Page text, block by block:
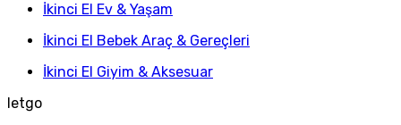
İkinci El Ev & Yaşam
İkinci El Bebek Araç & Gereçleri
İkinci El Giyim & Aksesuar
letgo